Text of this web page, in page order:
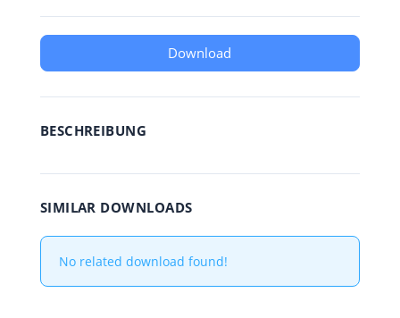
Download
BESCHREIBUNG
SIMILAR DOWNLOADS
No related download found!